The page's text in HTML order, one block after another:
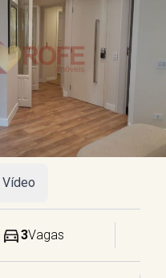
Vídeo
3Vagas